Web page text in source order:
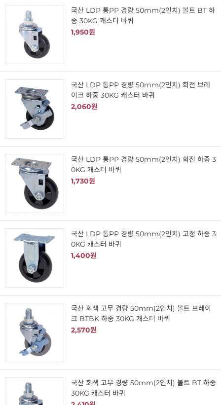
국산 LDP 통PP 경량 50mm(2인치) 볼트 BT 하
중 30KG 캐스터 바퀴
1,950원
국산 LDP 통PP 경량 50mm(2인치) 회전 브레
이크 하중 30KG 캐스터 바퀴
2,060원
국산 LDP 통PP 경량 50mm(2인치) 회전 하중 3
0KG 캐스터 바퀴
1,730원
국산 LDP 통PP 경량 50mm(2인치) 고정 하중 3
0KG 캐스터 바퀴
1,400원
국산 회색 고무 경량 50mm(2인치) 볼트 브레이
크 BTBK 하중 30KG 캐스터 바퀴
2,570원
국산 회색 고무 경량 50mm(2인치) 볼트 BT 하중
30KG 캐스터 바퀴